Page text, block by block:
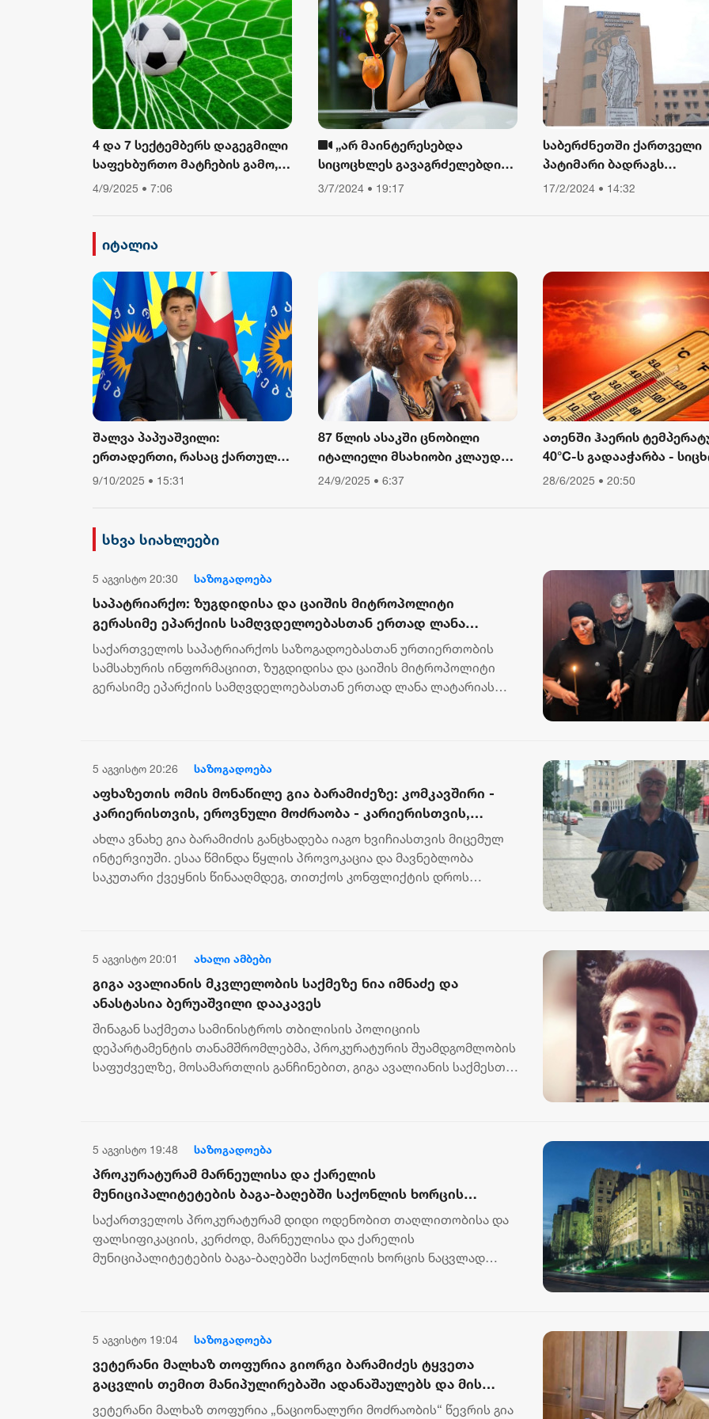
იყენებენ
4 და 7 სექტემბერს დაგეგმილი
საფეხბურთო მატჩების გამო,
საავტომობილო მოძრაობა
4/9/2025 • 7:06
„არ მაინტერესებდა
სიცოცხლეს გავაგრძელებდი
თუ არა, ვიწექი 6 თვე,
3/7/2024 • 19:17
საბერძნეთში ქართველი
პატიმარი ბადრაგს
სამედიცინო
17/2/2024 • 14:32
იტალია
შალვა პაპუაშვილი:
ერთადერთი, რასაც ქართული
საზოგადოება ევროკომისიის
დამხობის მიზნით
დაორგანიზებული შეკრების
მხარდაჭერის გამო
9/10/2025 • 15:31
87 წლის ასაკში ცნობილი
იტალიელი მსახიობი კლაუდია
კარდინალე გარდაიცვალა
24/9/2025 • 6:37
ათენში ჰაერის
40°C-ს გადააჭარბა -
გამო ღია ცის ქვეშ მუშაობა
28/6/2025 • 20:50
სხვა სიახლეები
5 აგვისტო 20:30 საზოგადოება
საპატრიარქო: ზუგდიდისა და ცაიშის მიტროპოლიტი
გერასიმე ეპარქიის სამღვდელოებასთან ერთად ლანა
ლატარიას სახლში იმყოფებოდა, მის ოჯახს მიუსამძიმრა და
გარდაცვლილის სულის საოხად პანაშვიდი აღავლინა
საქართველოს საპატრიარქოს საზოგადოებასთან ურთიერთობის
სამსახურის ინფორმაციით, ზუგდიდისა და ცაიშის მიტროპოლიტი
გერასიმე ეპარქიის სამღვდელოებასთან ერთად ლანა ლატარიას
5 აგვისტო 20:26 საზოგადოება
აფხაზეთის ომის მონაწილე გია ბარამიძეზე: კომკავშირი -
კარიერისთვის, ეროვნული მოძრაობა - კარიერისთვის,
აფხაზეთის ომი და ვეტერანის სტატუსი - კარიერისთვის.
დანაშაულებრივი ტყუილი, ტყვეთა დახვრეტის თაობაზე
რისთვის დასჭირდა, ესეც კარიერისთვის?
ახლა ვნახე გია ბარამიძის განცხადება იაგო ხვიჩიასთვის მიცემულ
ინტერვიუში. ესაა წმინდა წყლის პროვოკაცია და მავნებლობა
საკუთარი ქვეყნის წინააღმდეგ, თითქოს კონფლიქტის დროს
5 აგვისტო 20:01 ახალი ამბები
გიგა ავალიანის მკვლელობის საქმეზე ნია იმნაძე და
ანასტასია ბერუაშვილი დააკავეს
შინაგან საქმეთა სამინისტროს თბილისის პოლიციის
დეპარტამენტის თანამშრომლებმა, პროკურატურის შუამდგომლობის
საფუძველზე, მოსამართლის განჩინებით, გიგა ავალიანის საქმესთან
5 აგვისტო 19:48 საზოგადოება
პროკურატურამ მარნეულისა და ქარელის
მუნიციპალიტეტების ბაგა-ბაღებში საქონლის ხორცის
ნაცვლად მოტყუებით ცხენის ხორცის შეტანის ფაქტებზე ორ
პირს ბრალდება წარუდგინა
საქართველოს პროკურატურამ დიდი ოდენობით თაღლითობისა და
ფალსიფიკაციის, კერძოდ, მარნეულისა და ქარელის
მუნიციპალიტეტების ბაგა-ბაღებში საქონლის ხორცის ნაცვლად
5 აგვისტო 19:04 საზოგადოება
ვეტერანი მალხაზ თოფურია გიორგი ბარამიძეს ტყვეთა
გაცვლის თემით მანიპულირებაში ადანაშაულებს და მის
სიტყვებს ციტირებს: „კარიერისთვის მჭირდება ეს
ვეტერანი მალხაზ თოფურია „ნაციონალური მოძრაობის“ წევრის გია